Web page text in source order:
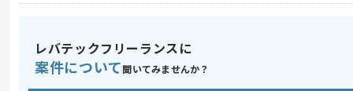
・RDBMS（MySQL、PostgreSQL等）
・Laravel、Nuxt.js、Next.jsいずれかの
・nginx、Apache等のWebサーバーの
レバテックフリーランスに
案件について 聞いてみませんか？